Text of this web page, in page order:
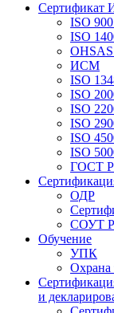
Сертификат
ISO
ISO
OHSAS
ИСМ
ISO
ISO
ISO
ISO
ISO
ISO
ГОСТ
ОДР
СОУТ
Обучение
УПК
Охрана
и